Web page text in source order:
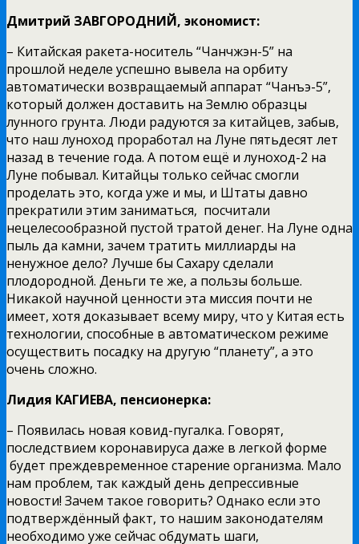
Дмитрий ЗАВГОРОДНИЙ, экономист:
– Китайская ракета-носитель “Чанчжэн-5” на
прошлой неделе успешно вывела на орбиту
автоматически возвращаемый аппарат “Чанъэ-5”,
который должен доставить на Землю образцы
лунного грунта. Люди радуются за китайцев, забыв,
что наш луноход проработал на Луне пятьдесят лет
назад в течение года. А потом ещё и луноход-2 на
Луне побывал. Китайцы только сейчас смогли
проделать это, когда уже и мы, и Штаты давно
прекратили этим заниматься, посчитали
нецелесообразной пустой тратой денег. На Луне одна
пыль да камни, зачем тратить миллиарды на
ненужное дело? Лучше бы Сахару сделали
плодородной. Деньги те же, а пользы больше.
Никакой научной ценности эта миссия почти не
имеет, хотя доказывает всему миру, что у Китая есть
технологии, способные в автоматическом режиме
осуществить посадку на другую “планету”, а это
очень сложно.
Лидия КАГИЕВА, пенсионерка:
– Появилась новая ковид-пугалка. Говорят,
последствием коронавируса даже в легкой форме
будет преждевременное старение организма. Мало
нам проблем, так каждый день депрессивные
новости! Зачем такое говорить? Однако если это
подтверждённый факт, то нашим законодателям
необходимо уже сейчас обдумать шаги,